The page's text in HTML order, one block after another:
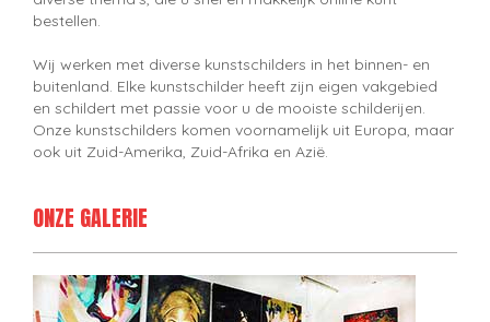
bestellen.
Wij werken met diverse kunstschilders in het binnen- en
buitenland. Elke kunstschilder heeft zijn eigen vakgebied
en schildert met passie voor u de mooiste schilderijen.
Onze kunstschilders komen voornamelijk uit Europa, maar
ook uit Zuid-Amerika, Zuid-Afrika en Azië.
ONZE GALERIE